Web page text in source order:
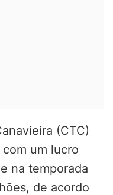
(CTC)
um lucro
na temporada
de acordo